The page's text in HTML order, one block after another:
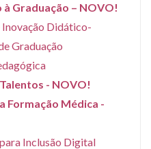
Graduação – NOVO!
Inovação Didático-
Graduação
- NOVO!
Formação Médica -
Inclusão Digital